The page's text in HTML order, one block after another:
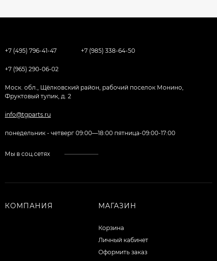
+7 (495) 796-41-47 +7 (985) 338-64-50
+7 (965) 290-06-02
Моск. обл., Щёлковский район, рабочий поселок Монино,
Фруктовый тупик, д. 2
info@tgparts.ru
понедельник - четверг 09:00—18:00 пятница-09:00-17:00
Мы в соц.сетях
КОМПАНИЯ МАГАЗИН
Корзина
Личный кабинет
Оформить заказ